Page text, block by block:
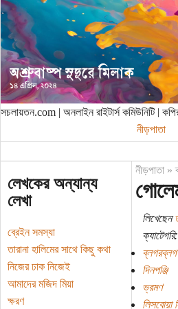
সচলায়তন.com | অনলাইন রাইটার্স কমিউনিটি |
নীড়পাতা
লেখকের অন্যান্য
লেখা
ব্রেইন সমস্যা
তারানা হালিমের সাথে কিছু কথা
নিজের ঢাক নিজেই
আমাদের মজিদ মিয়া
ক্ষরণ
নীড়পাতা»
লিখেছেন
ক্যাটেগরি:
দিনপঞ্জি
ভ্রমণ
লিসবোয়া